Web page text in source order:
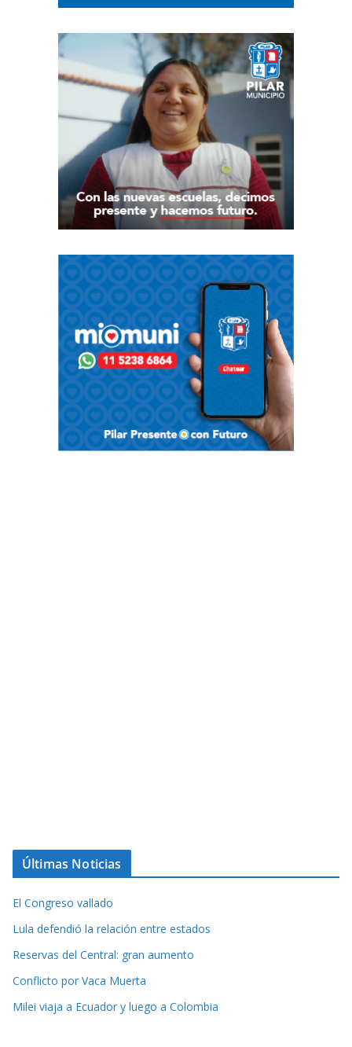
Últimas Noticias
El Congreso vallado
Lula defendió la relación entre estados
Reservas del Central: gran aumento
Conflicto por Vaca Muerta
Milei viaja a Ecuador y luego a Colombia